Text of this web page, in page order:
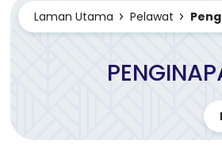
Laman Utama Pelawat